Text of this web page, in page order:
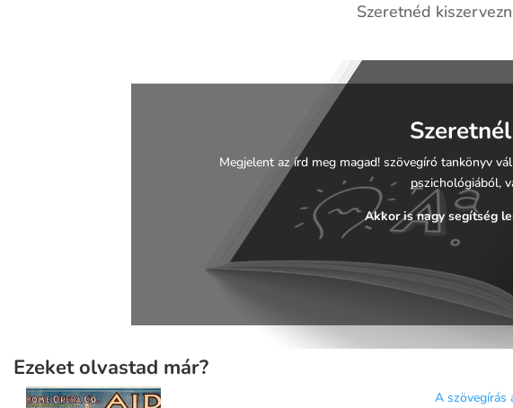
Szeretnéd
Megjelent az írd meg magad! szövegíró tankönyv
pszichológiából,
Akkor is nagy segítség
Ezeket olvastad már?
A szövegírás